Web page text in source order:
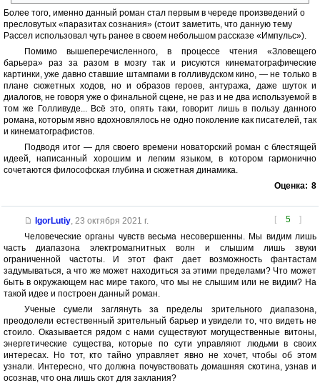
Более того, именно данный роман стал первым в череде произведений о
пресловутых «паразитах сознания» (стоит заметить, что данную тему
Рассел использовал чуть ранее в своем небольшом рассказе «Импульс»).
Помимо вышеперечисленного, в процессе чтения «Зловещего
барьера» раз за разом в мозгу так и рисуются кинематографические
картинки, уже давно ставшие штампами в голливудском кино, — не только в
плане сюжетных ходов, но и образов героев, антуража, даже шуток и
диалогов, не говоря уже о финальной сцене, не раз и не два используемой в
том же Голливуде... Всё это, опять таки, говорит лишь в пользу данного
романа, которым явно вдохновлялось не одно поколение как писателей, так
и кинематографистов.
Подводя итог — для своего времени новаторский роман с блестящей
идеей, написанный хорошим и легким языком, в котором гармонично
сочетаются философская глубина и сюжетная динамика.
Оценка: 8
[ 5 ]
IgorLutiy, 23 октября 2021 г.
Человеческие органы чувств весьма несовершенны. Мы видим лишь
часть диапазона электромагнитных волн и слышим лишь звуки
ограниченной частоты. И этот факт дает возможность фантастам
задумываться, а что же может находиться за этими пределами? Что может
быть в окружающем нас мире такого, что мы не слышим или не видим? На
такой идее и построен данный роман.
Ученые сумели заглянуть за пределы зрительного диапазона,
преодолели естественный зрительный барьер и увидели то, что видеть не
стоило. Оказывается рядом с нами существуют могущественные витоны,
энергетические существа, которые по сути управляют людьми в своих
интересах. Но тот, кто тайно управляет явно не хочет, чтобы об этом
узнали. Интересно, что должна почувствовать домашняя скотина, узнав и
осознав, что она лишь скот для заклания?